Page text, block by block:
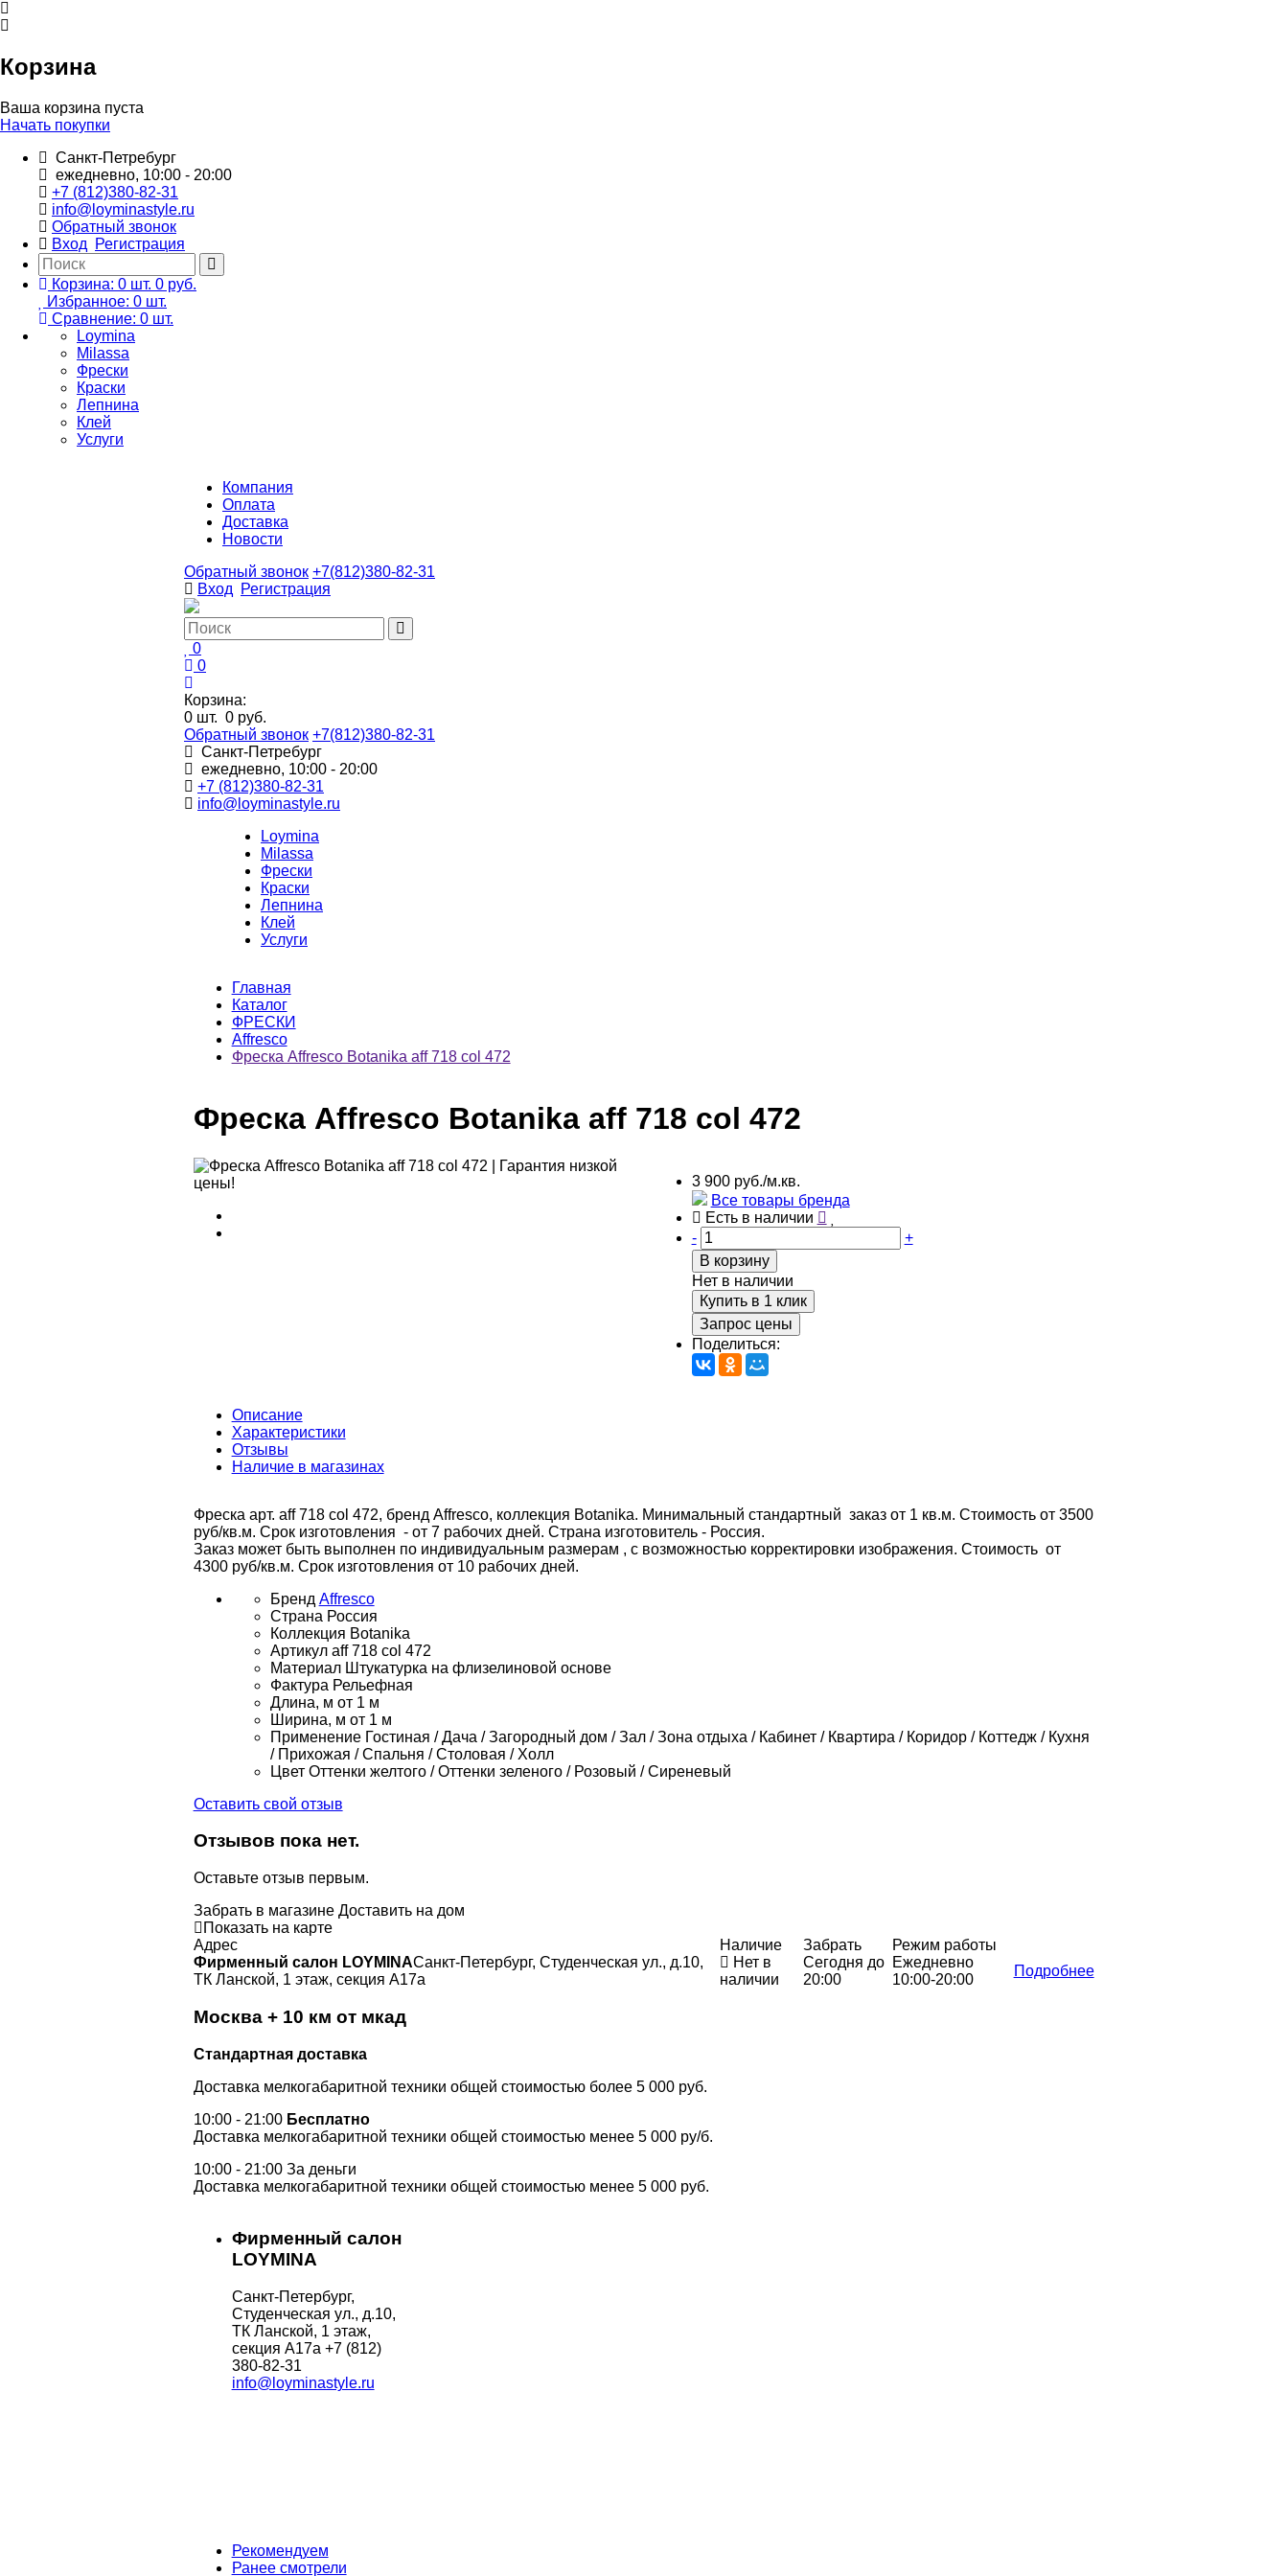
Корзина
Ваша корзина пуста
Начать покупки
Санкт-Петребург
ежедневно, 10:00 - 20:00
+7 (812)380-82-31
info@loyminastyle.ru
Обратный звонок
Вход
Регистрация
Корзина: 0 шт. 0 руб.
Избранное: 0 шт.
Сравнение: 0 шт.
Loymina
Milassa
Фрески
Краски
Лепнина
Клей
Услуги
Компания
Оплата
Доставка
Новости
Обратный звонок +7(812)380-82-31
Вход
Регистрация
0
0
Корзина:
0 шт. 0 руб.
Обратный звонок +7(812)380-82-31
Санкт-Петребург
ежедневно, 10:00 - 20:00
+7 (812)380-82-31
info@loyminastyle.ru
Loymina
Milassa
Фрески
Краски
Лепнина
Клей
Услуги
Главная
Каталог
ФРЕСКИ
Affresco
Фреска Affresco Botanika aff 718 col 472
Фреска Affresco Botanika aff 718 col 472
3 900 руб./м.кв.
Все товары бренда
Есть в наличии
-
+
В корзину
Нет в наличии
Купить в 1 клик
Запрос цены
Поделиться:
Описание
Характеристики
Отзывы
Наличие в магазинах
Фреска арт. aff 718 col 472, бренд Affresco, коллекция Botanika. Минимальный стандартный заказ от 1 кв.м. Стоимость от 3500
руб/кв.м. Срок изготовления - от 7 рабочих дней. Страна изготовитель - Россия.
Заказ может быть выполнен по индивидуальным размерам , с возможностью корректировки изображения. Стоимость от
4300 руб/кв.м. Срок изготовления от 10 рабочих дней.
Бренд Affresco
Страна Россия
Коллекция Botanika
Артикул aff 718 col 472
Материал Штукатурка на флизелиновой основе
Фактура Рельефная
Длина, м от 1 м
Ширина, м от 1 м
Применение Гостиная / Дача / Загородный дом / Зал / Зона отдыха / Кабинет / Квартира / Коридор / Коттедж / Кухня
/ Прихожая / Спальня / Столовая / Холл
Цвет Оттенки желтого / Оттенки зеленого / Розовый / Сиреневый
Оставить свой отзыв
Отзывов пока нет.
Оставьте отзыв первым.
Забрать в магазине Доставить на дом
Показать на карте
Адрес
Наличие Забрать
Режим работы
Фирменный салон LOYMINAСанкт-Петербург, Студенческая ул., д.10,
ТК Ланской, 1 этаж, секция А17а
Нет в
наличии
Сегодня до
20:00
Ежедневно
10:00-20:00
Подробнее
Москва + 10 км от мкад
Стандартная доставка
Доставка мелкогабаритной техники общей стоимостью более 5 000 руб.
10:00 - 21:00 Бесплатно
Доставка мелкогабаритной техники общей стоимостью менее 5 000 ру/б.
10:00 - 21:00 За деньги
Доставка мелкогабаритной техники общей стоимостью менее 5 000 руб.
Фирменный салон
LOYMINA
Санкт-Петербург,
Студенческая ул., д.10,
ТК Ланской, 1 этаж,
секция А17а +7 (812)
380-82-31
info@loyminastyle.ru
Рекомендуем
Ранее смотрели